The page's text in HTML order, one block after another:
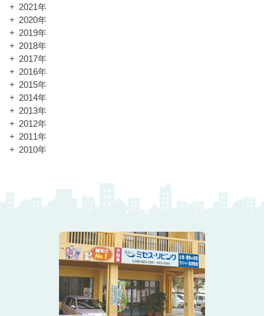
2021年
2020年
2019年
2018年
2017年
2016年
2015年
2014年
2013年
2012年
2011年
2010年